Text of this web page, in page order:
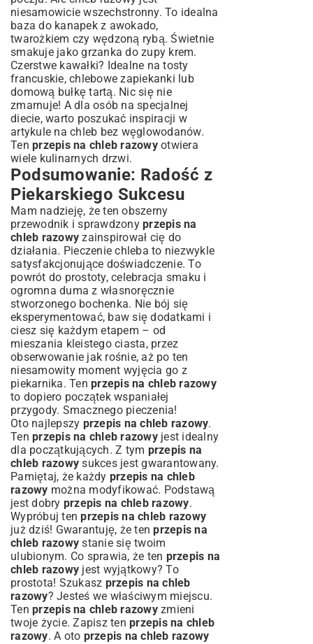
niesamowicie wszechstronny. To idealna
baza do kanapek z awokado,
twarożkiem czy wędzoną rybą. Świetnie
smakuje jako grzanka do zupy krem.
Czerstwe kawałki? Idealne na tosty
francuskie, chlebowe zapiekanki lub
domową bułkę tartą. Nic się nie
zmarnuje! A dla osób na specjalnej
diecie, warto poszukać inspiracji w
artykule na chleb bez węglowodanów.
Ten przepis na chleb razowyotwiera
wiele kulinarnych drzwi.
Podsumowanie: Radość z
Piekarskiego Sukcesu
Mam nadzieję, że ten obszerny
przewodnik i sprawdzony przepis na
chleb razowy zainspirował cię do
działania. Pieczenie chleba to niezwykle
satysfakcjonujące doświadczenie. To
powrót do prostoty, celebracja smaku i
ogromna duma z własnoręcznie
stworzonego bochenka. Nie bój się
eksperymentować, baw się dodatkami i
ciesz się każdym etapem – od
mieszania kleistego ciasta, przez
obserwowanie jak rośnie, aż po ten
niesamowity moment wyjęcia go z
piekarnika. Ten przepis na chleb razowy
to dopiero początek wspaniałej
przygody. Smacznego pieczenia!
Oto najlepszy przepis na chleb razowy.
Ten przepis na chleb razowyjest idealny
dla początkujących. Z tym przepis na
chleb razowy sukces jest gwarantowany.
Pamiętaj, że każdy przepis na chleb
razowy można modyfikować. Podstawą
jest dobry przepis na chleb razowy.
Wypróbuj tenprzepis na chleb razowy
już dziś! Gwarantuję, że tenprzepis na
chleb razowy stanie się twoim
ulubionym. Co sprawia, że ten przepis na
chleb razowy jest wyjątkowy? To
prostota! Szukasz przepis na chleb
razowy? Jesteś we właściwym miejscu.
Ten przepis na chleb razowyzmieni
twoje życie. Zapisz ten przepis na chleb
razowy. A oto przepis na chleb razowy